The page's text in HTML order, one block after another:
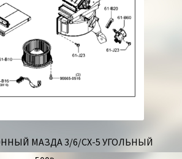
МАЗДА 3/6/СХ-5 УГОЛЬНЫЙ